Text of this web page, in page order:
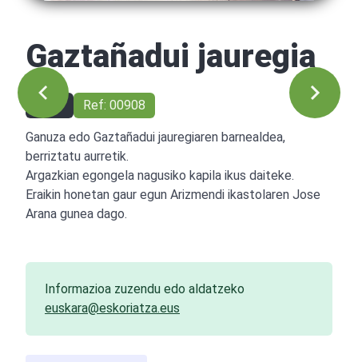
Gaztañadui jauregia
1993 Ref: 00908
Ganuza edo Gaztañadui jauregiaren barnealdea,
berriztatu aurretik.
Argazkian egongela nagusiko kapila ikus daiteke.
Eraikin honetan gaur egun Arizmendi ikastolaren Jose
Arana gunea dago.
Informazioa zuzendu edo aldatzeko
euskara@eskoriatza.eus